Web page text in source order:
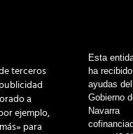
terceros
a
ejemplo,
para
Esta
ha recibido
ayudas del
Gobierno
Navarra